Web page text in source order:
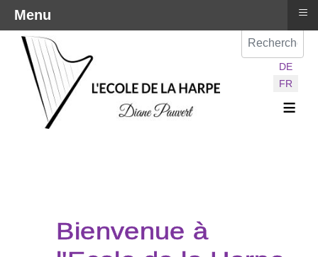
Sélectionnez
DE
FR
≡
Menu ≡